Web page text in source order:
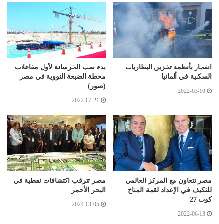
انفجار بأنظمة تخزين البطاريات
السكنية في ألمانيا
2022-03-10
بدء صب الخرسانة لأول مفاعلات
محطة الضبعة النووية في مصر
(صور)
2022-07-21
مصر تتعاون مع المركز العالمي
للتكيف في الإعداد لقمة المناخ
كوب 27
2022-06-13
مصر تترقب اكتشافات نفطية في
البحر الأحمر
2024-03-05